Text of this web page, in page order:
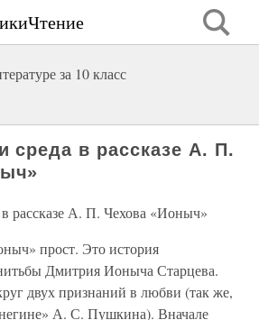
за 10 класс
среда в рассказе А. П.
рассказе А. П. Чехова «Ионыч»
прост. Это история
Дмитрия Ионыча Старцева.
двух признаний в любви (так же,
А. С. Пушкина). Вначале